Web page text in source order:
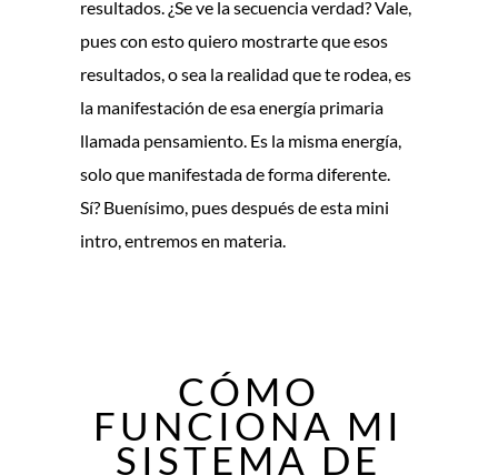
resultados. ¿Se ve la secuencia verdad? Vale,
pues con esto quiero mostrarte que esos
resultados, o sea la realidad que te rodea, es
la manifestación de esa energía primaria
llamada pensamiento. Es la misma energía,
solo que manifestada de forma diferente.
Sí? Buenísimo, pues después de esta mini
intro, entremos en materia.
CÓMO
FUNCIONA MI
SISTEMA DE